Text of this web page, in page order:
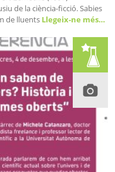
de la ciència-ficció. Sabies
de lluents Llegeix-ne més…